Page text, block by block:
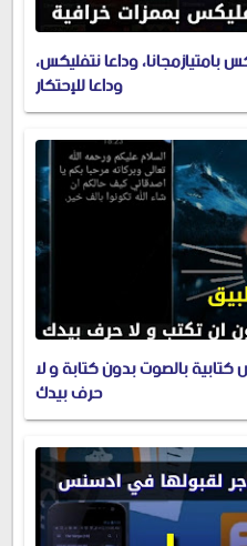
وداعا نتفليكس،
وداعا للإحتكار
بالصوت بدون كتابة و لا
حرف بيدك